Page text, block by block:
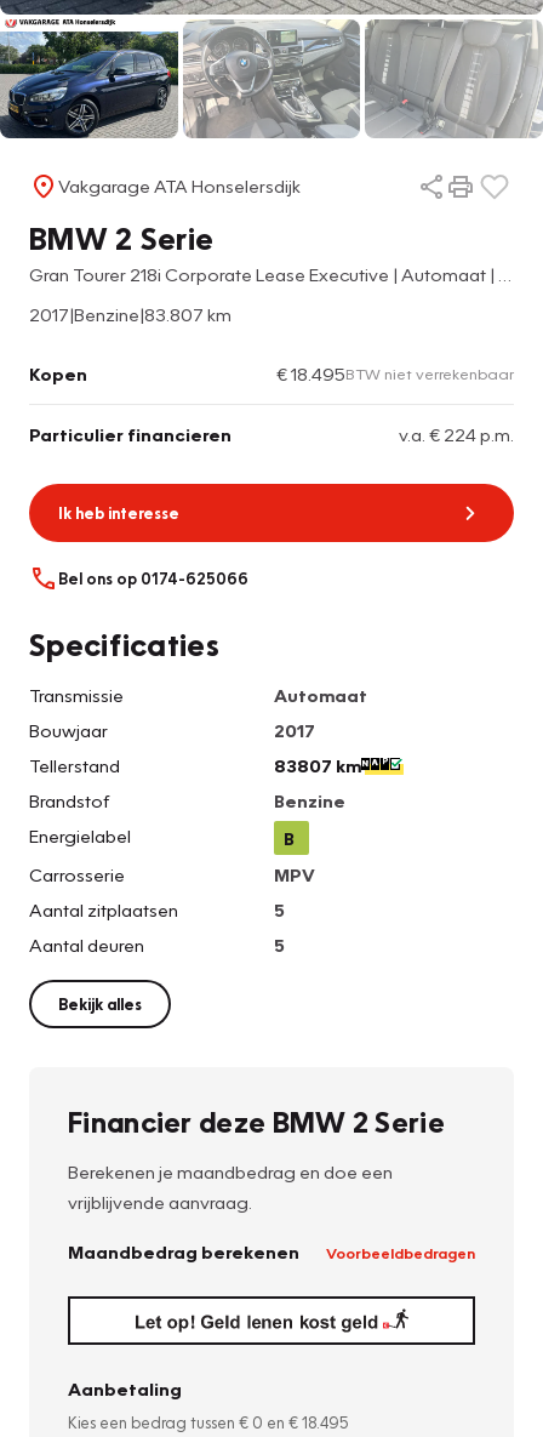
Vakgarage ATA Honselersdijk
BMW 2 Serie
2017|Benzine|83.807 km
Kopen € 18.495BTW niet verrekenbaar
Particulier financieren v.a. € 224 p.m.
Ik heb interesse
Bel ons op 0174-625066
Specificaties
Transmissie
Automaat
Bouwjaar
2017
Tellerstand
83807 km
Brandstof
Benzine
Energielabel
B
Carrosserie
MPV
Aantal zitplaatsen
5
Aantal deuren
5
Bekijk alles
Financier deze BMW 2 Serie
Berekenen je maandbedrag en doe een
vrijblijvende aanvraag.
Maandbedrag berekenen Voorbeeldbedragen
Aanbetaling
Kies een bedrag tussen € 0 en € 18.495